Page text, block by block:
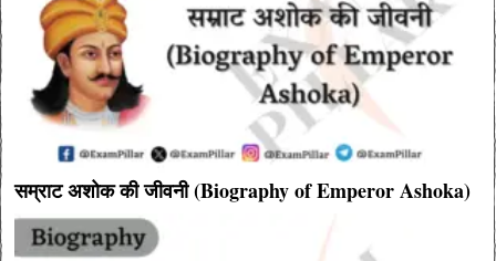
सम्राट अशोक की जीवनी (Biography of Emperor Ashoka)